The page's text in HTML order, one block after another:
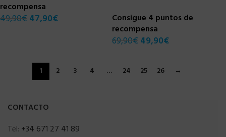
recompensa
49,90€ 47,90€
Consigue 4 puntos de
recompensa
69,90€ 49,90€
1 2 3 4 … 24 25 26 →
CONTACTO
Tel: +34 671 27 41 89